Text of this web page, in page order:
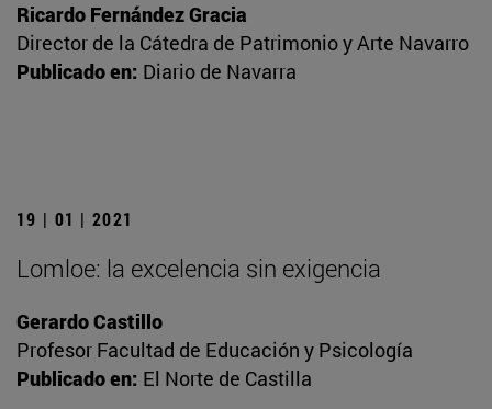
Ricardo Fernández Gracia
Director de la Cátedra de Patrimonio y Arte Navarro
Publicado en: Diario de Navarra
19 | 01 | 2021
Lomloe: la excelencia sin exigencia
Gerardo Castillo
Profesor Facultad de Educación y Psicología
Publicado en: El Norte de Castilla